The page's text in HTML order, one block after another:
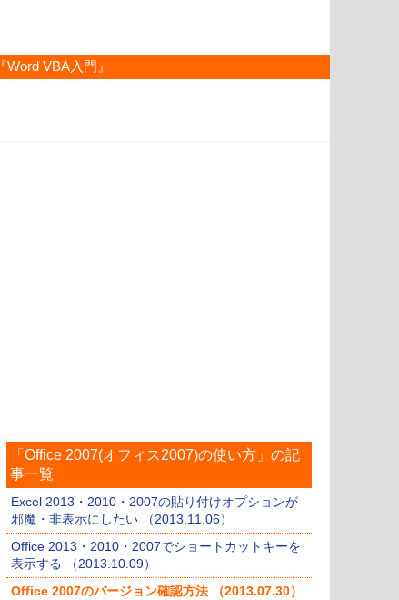
『Word VBA入門』
「Office 2007(オフィス2007)の使い方」の記
事一覧
Excel 2013・2010・2007の貼り付けオプションが
邪魔・非表示にしたい （2013.11.06）
Office 2013・2010・2007でショートカットキーを
表示する （2013.10.09）
Office 2007のバージョン確認方法 （2013.07.30）